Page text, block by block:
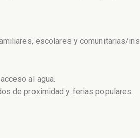
escolares y comunitarias/
al agua.
de proximidad y ferias populares.